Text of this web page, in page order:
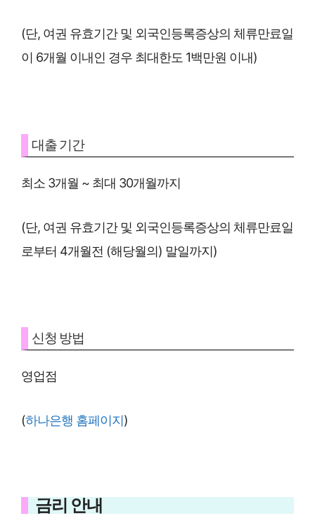
(단, 여권 유효기간 및 외국인등록증상의 체류만료일
이 6개월 이내인 경우 최대한도 1백만원 이내)
대출 기간
최소 3개월 ~ 최대 30개월까지
(단, 여권 유효기간 및 외국인등록증상의 체류만료일
로부터 4개월전 (해당월의) 말일까지)
신청 방법
영업점
(하나은행 홈페이지)
금리 안내